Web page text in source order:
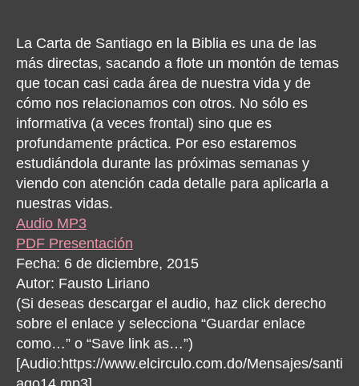
La Carta de Santiago en la Biblia es una de las
más directas, sacando a flote un montón de temas
que tocan casi cada área de nuestra vida y de
cómo nos relacionamos con otros. No sólo es
informativa (a veces frontal) sino que es
profundamente práctica. Por eso estaremos
estudiándola durante las próximas semanas y
viendo con atención cada detalle para aplicarla a
nuestras vidas.
Audio MP3
PDF Presentación
Fecha: 6 de diciembre, 2015
Autor: Fausto Liriano
(Si deseas descargar el audio, haz click derecho
sobre el enlace y selecciona “Guardar enlace
como…” o “Save link as…”)
[Audio:https://www.elcirculo.com.do/Mensajes/santi